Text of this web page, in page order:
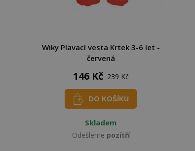
Wiky Plavací vesta Krtek 3-6 let -
červená
146 Kč 239 Kč
DO KOŠÍKU
Skladem
Odešleme pozítří